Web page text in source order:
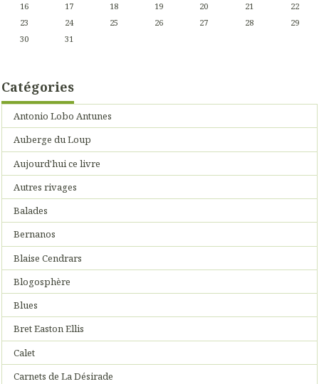
16
17 18 19 20 21
22
23
24 25 26 27 28
29
30
31
Catégories
Antonio Lobo Antunes
Auberge du Loup
Aujourd'hui ce livre
Autres rivages
Balades
Bernanos
Blaise Cendrars
Blogosphère
Blues
Bret Easton Ellis
Calet
Carnets de La Désirade